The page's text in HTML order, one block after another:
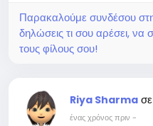
Παρακαλούμε συνδέσου
δηλώσεις τι σου αρέσει, να
τους φίλους σου!
Riya Sharma
ένας χρόνος πριν -